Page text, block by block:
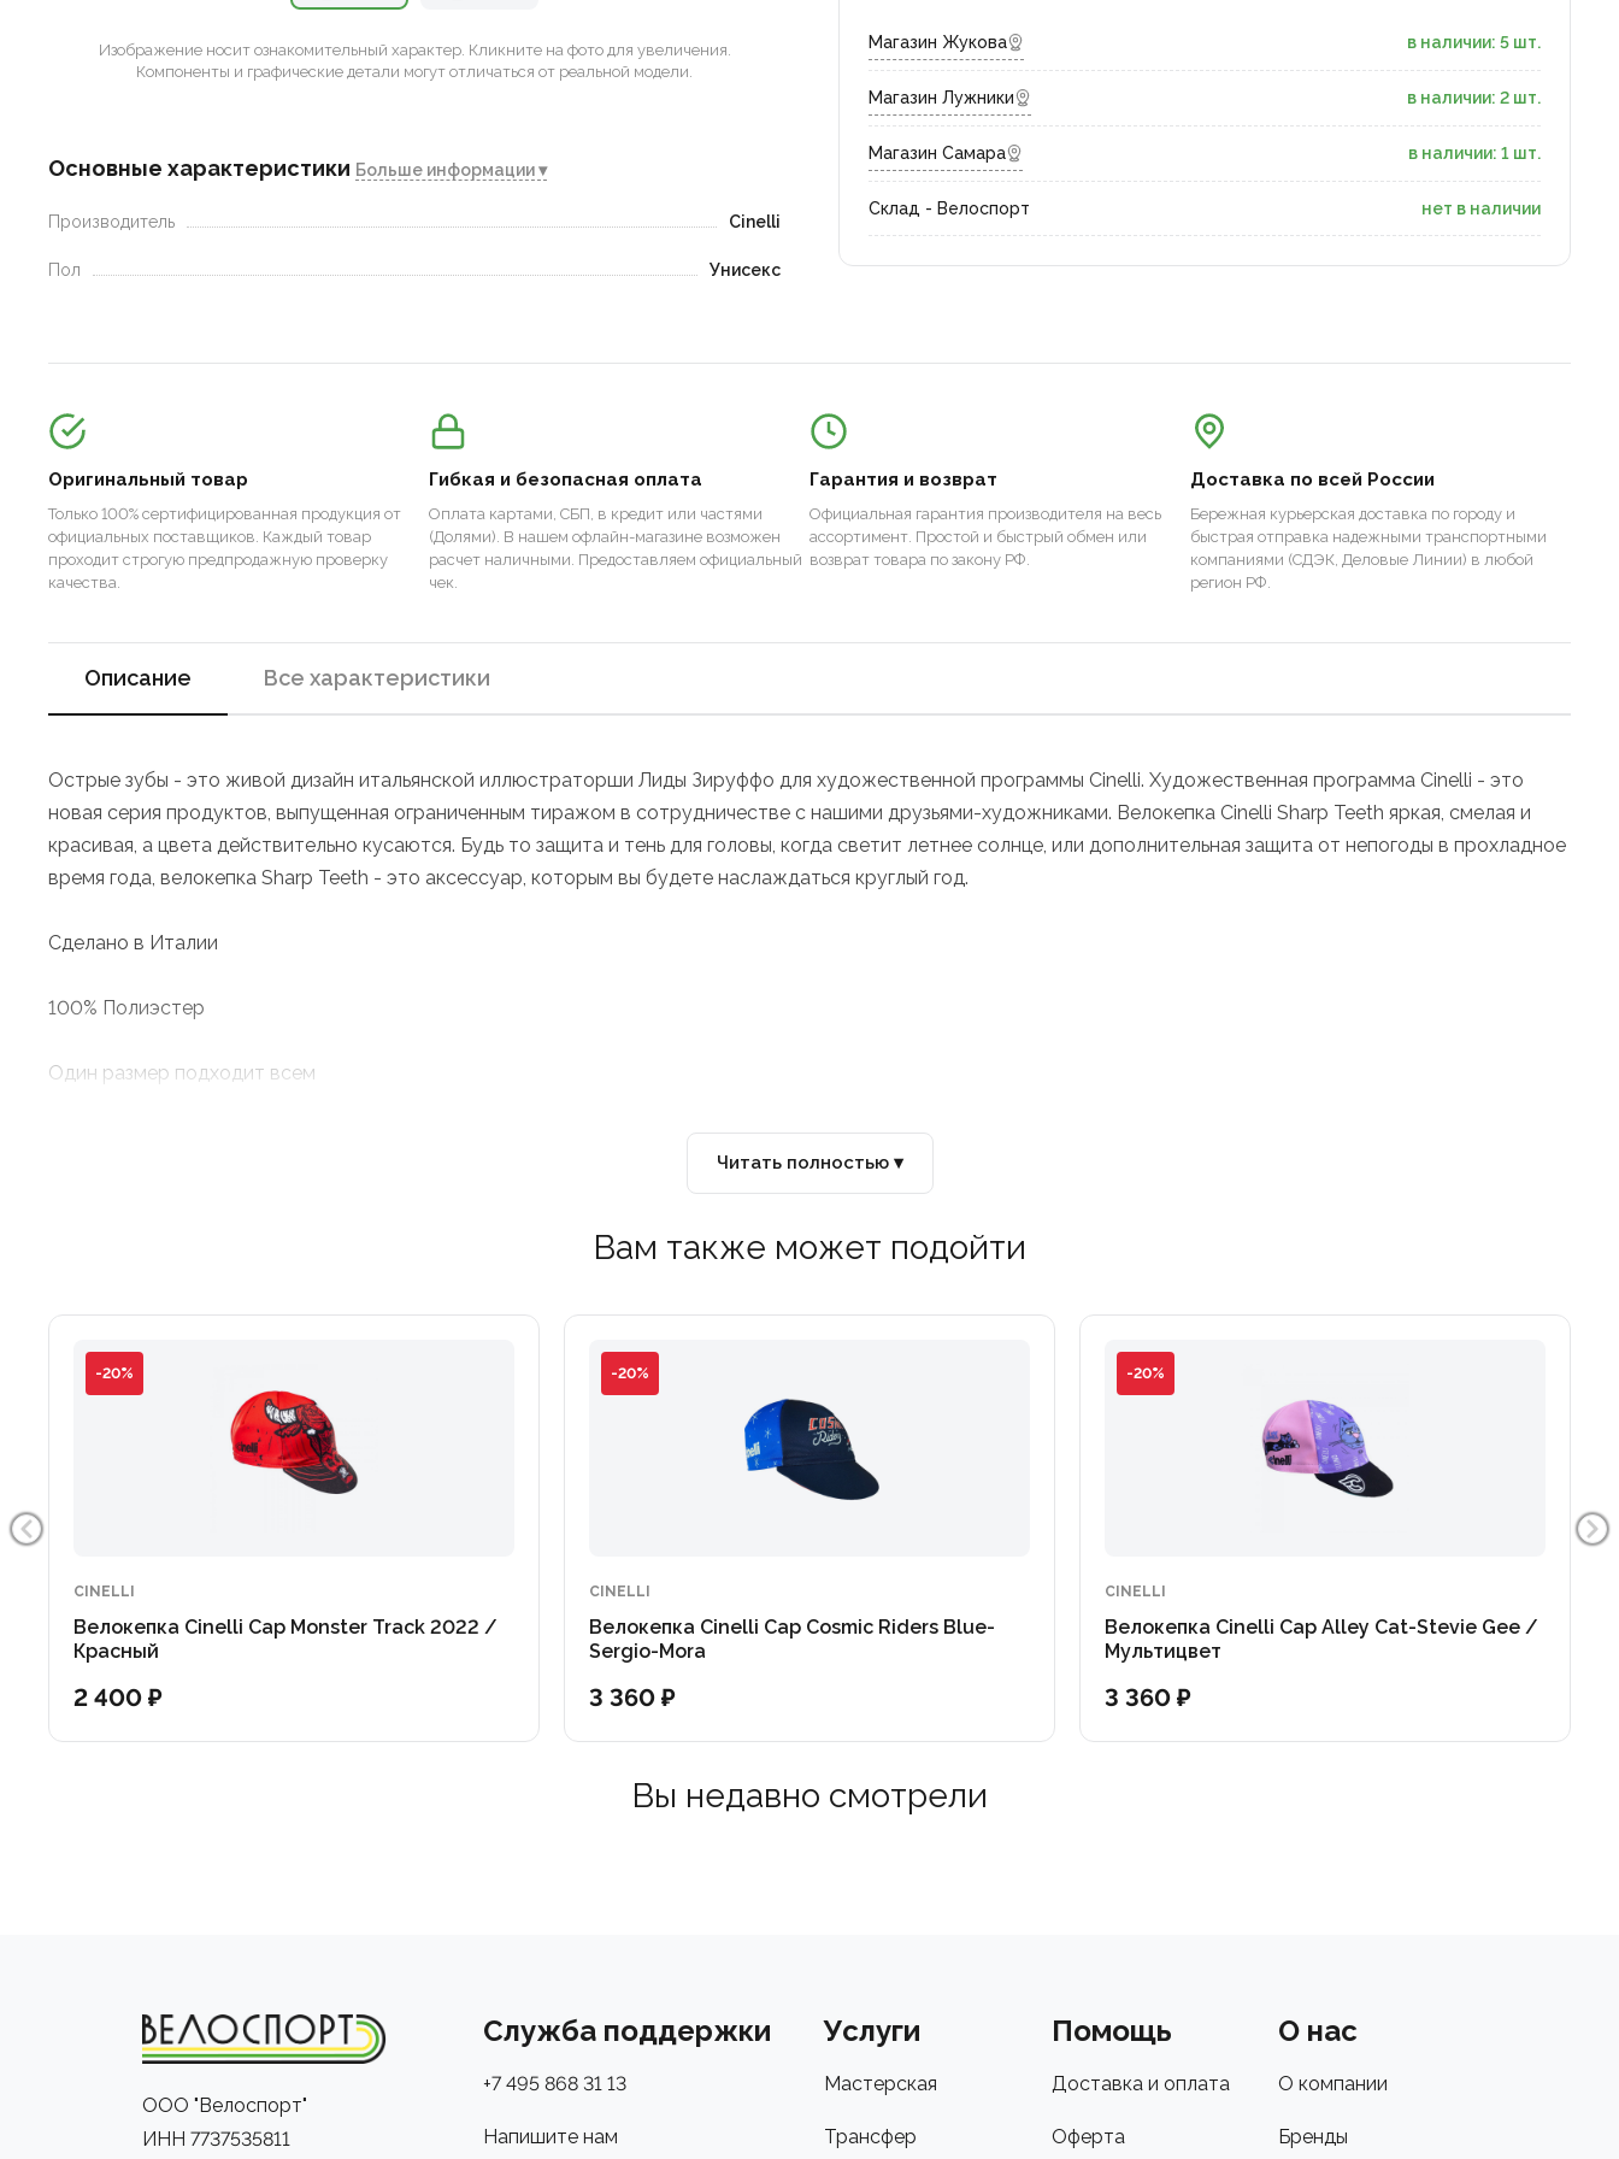
Изображение носит ознакомительный характер. Кликните на фото для увеличения.
Компоненты и графические детали могут отличаться от реальной модели.
Основные характеристики Больше информации ▾
Производитель Cinelli
Пол Унисекс
Магазин Жукова в наличии: 5 шт.
Магазин Лужники в наличии: 2 шт.
Магазин Самара в наличии: 1 шт.
Склад - Велоспорт нет в наличии
Оригинальный товар
Только 100% сертифицированная продукция от
официальных поставщиков. Каждый товар
проходит строгую предпродажную проверку
качества.
Гибкая и безопасная оплата
Оплата картами, СБП, в кредит или частями
(Долями). В нашем офлайн-магазине возможен
расчет наличными. Предоставляем официальный
чек.
Гарантия и возврат
Официальная гарантия производителя на весь
ассортимент. Простой и быстрый обмен или
возврат товара по закону РФ.
Доставка по всей России
Бережная курьерская доставка по городу и
быстрая отправка надежными транспортными
компаниями (СДЭК, Деловые Линии) в любой
регион РФ.
Описание Все характеристики
Острые зубы - это живой дизайн итальянской иллюстраторши Лиды Зируффо для художественной программы Cinelli. Художественная программа Cinelli - это
новая серия продуктов, выпущенная ограниченным тиражом в сотрудничестве с нашими друзьями-художниками. Велокепка Cinelli Sharp Teeth яркая, смелая и
красивая, а цвета действительно кусаются. Будь то защита и тень для головы, когда светит летнее солнце, или дополнительная защита от непогоды в прохладное
время года, велокепка Sharp Teeth - это аксессуар, которым вы будете наслаждаться круглый год.
Сделано в Италии
100% Полиэстер
Один размер подходит всем
Читать полностью ▾
Вам также может подойти
-20%
CINELLI
Велокепка Cinelli Cap Monster Track 2022 /
Красный
2 400 ₽
-20%
CINELLI
Велокепка Cinelli Cap Cosmic Riders Blue-
Sergio-Mora
3 360 ₽
-20%
CINELLI
Велокепка Cinelli Cap Alley Cat-Stevie Gee /
Мультицвет
3 360 ₽
Вы недавно смотрели
ООО "Велоспорт"
ИНН 7737535811
Служба поддержки
+7 495 868 31 13
Напишите нам
Услуги
Мастерская
Трансфер
Помощь
Доставка и оплата
Оферта
О нас
О компании
Бренды